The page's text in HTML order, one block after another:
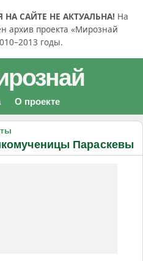
САЙТЕ НЕ АКТУАЛЬНА! На
архив проекта «Мирознай
годы.
О проекте
Параскевы